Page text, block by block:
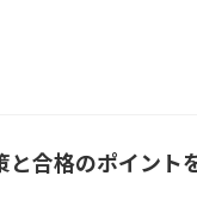
合格のポイント